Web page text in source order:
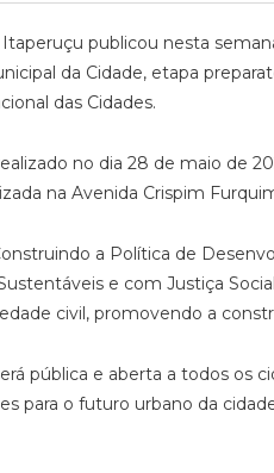
publicou nesta
da Cidade, etapa
das Cidades.
no dia 28 de maio de
na Avenida Crispim
a Política de
e com Justiça
civil, promovendo a
pública e aberta a todos os
para o futuro urbano da